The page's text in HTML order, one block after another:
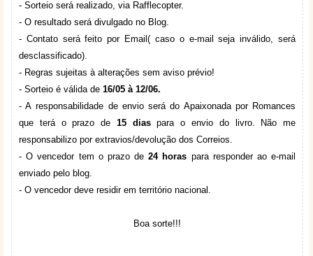
- Sorteio será realizado, via Rafflecopter.
- O resultado será divulgado no Blog.
- Contato será feito por Email( caso o e-mail seja inválido, será
desclassificado).
- Regras sujeitas à alterações sem aviso prévio!
- Sorteio é válida de 16/05 à 12/06.
- A responsabilidade de envio será do Apaixonada por Romances
que terá o prazo de 15 diaspara o envio do livro. Não me
responsabilizo por extravios/devolução dos Correios.
- O vencedor tem o prazo de24 horas para responder ao e-mail
enviado pelo blog.
- O vencedor deve residir em território nacional.
Boa sorte!!!